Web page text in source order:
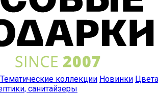
Тематические коллекции Новинки Цвета
санитайзеры